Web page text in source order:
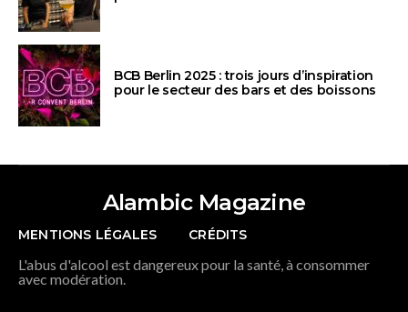
BCB Berlin 2025 : trois jours d’inspiration
pour le secteur des bars et des boissons
Alambic Magazine
MENTIONS LÉGALES CRÉDITS
L'abus d'alcool est dangereux pour la santé, à consommer
avec modération.